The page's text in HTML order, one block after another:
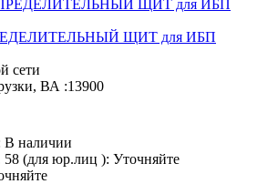
ЩИТ для ИБП
сети
ВА :13900
В наличии
58 (для юр.лиц ): Уточняйте